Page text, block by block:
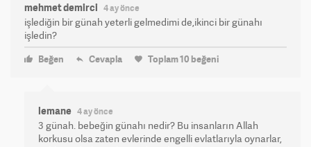
mehmet demirci 4 ay önce
işlediğin bir günah yeterli gelmedimi de,ikinci bir günahı
işledin?
Beğen Cevapla Toplam10 beğeni
lemane 4 ay önce
3 günah. bebeğin günahı nedir? Bu insanların Allah
korkusu olsa zaten evlerinde engelli evlatlarıyla oynarlar,